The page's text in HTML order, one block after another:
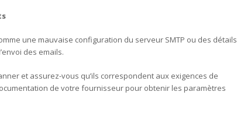
une mauvaise configuration du serveur SMTP ou des détails
des emails.
et assurez-vous qu’ils correspondent aux exigences de
de votre fournisseur pour obtenir les paramètres